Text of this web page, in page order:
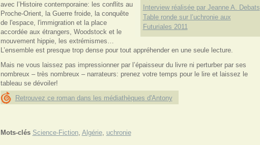
Interview réalisée par Jeanne A. Debats
Table ronde sur l’uchronie aux
Futuriales 2011
avec l’Histoire contemporaine: les conflits au
Proche-Orient, la Guerre froide, la conquête
de l'espace, l'immigration et la place
accordée aux étrangers, Woodstock et le
mouvement hippie, les extrémismes…
L’ensemble est presque trop dense pour tout appréhender en une seule lecture.
Mais ne vous laissez pas impressionner par l’épaisseur du livre ni perturber par ses
nombreux – très nombreux – narrateurs: prenez votre temps pour le lire et laissez le
tableau se dévoiler!
Retrouvez ce roman dans les médiathèques d'Antony
Mots-clés Science-Fiction, Algérie, uchronie